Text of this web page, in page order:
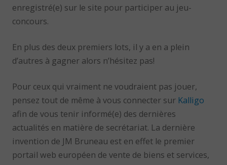
enregistré(e) sur le site pour participer au jeu-
concours.
En plus des deux premiers lots, il y a en a plein
d’autres à gagner alors n’hésitez pas!
Pour ceux qui vraiment ne voudraient pas jouer,
pensez tout de même à vous connecter sur Kalligo
afin de vous tenir informé(e) des dernières
actualités en matière de secrétariat. La dernière
invention de JM Bruneau est en effet le premier
portail web européen de vente de biens et services,